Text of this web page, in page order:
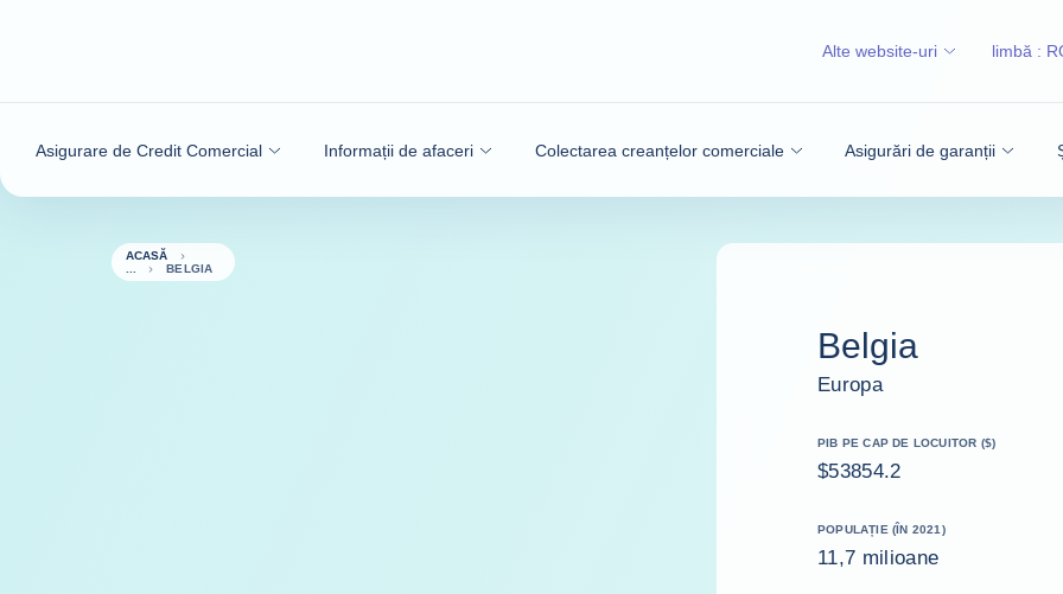
Asigurare de Credit Comercial Informații de afaceri Colectarea creanțelor comerciale Asigurări de garanții
Alte website-uri limbă :
ACASĂ
BELGIA
Belgia
Europa
PIB PE CAP DE LOCUITOR ($)
$53854.2
POPULAȚIE (ÎN 2021)
11,7 milioane